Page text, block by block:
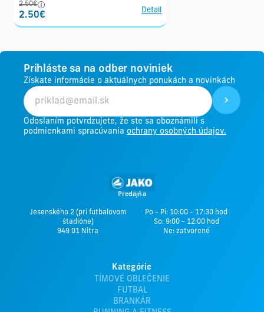
2.50€
2.50€
Detail
Prihláste sa na odber noviniek
Získate informácie o aktuálnych ponukách a novinkách
Odoslaním potvrdzujete, že ste sa oboznámili s
podmienkami spracúvania ochrany osobných údajov.
Predajňa
Jesenského 2 (pri futbalovom
štadióne)
949 01 Nitra
Po - Pi: 10:00 - 17:30 hod
So: 9:00 - 12:00 hod
Ne: zatvorené
Kategórie
TÍMOVÉ OBLEČENIE
FUTBAL
BRANKÁR